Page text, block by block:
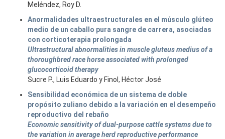
Meléndez, Roy D.
Anormalidades ultraestructurales en el músculo glúteo
medio de un caballo pura sangre de carrera, asociadas
con corticoterapia prolongada
Ultrastructural abnormalities in muscle gluteus medius of a
thoroughbred race horse associated with prolonged
glucocorticoid therapy
Sucre P., Luis Eduardo y Finol, Héctor José
Sensibilidad económica de un sistema de doble
propósito zuliano debido a la variación en el desempeño
reproductivo del rebaño
Economic sensitivity of dual-purpose cattle systems due to
the variation in average herd reproductive performance